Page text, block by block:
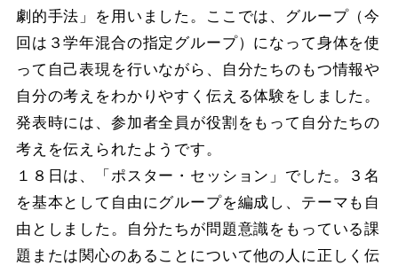
劇的手法」を用いました。ここでは、グループ（今
回は３学年混合の指定グループ）になって身体を使
って自己表現を行いながら、自分たちのもつ情報や
自分の考えをわかりやすく伝える体験をしました。
発表時には、参加者全員が役割をもって自分たちの
考えを伝えられたようです。
１８日は、「ポスター・セッション」でした。３名
を基本として自由にグループを編成し、テーマも自
由としました。自分たちが問題意識をもっている課
題または関心のあることについて他の人に正しく伝